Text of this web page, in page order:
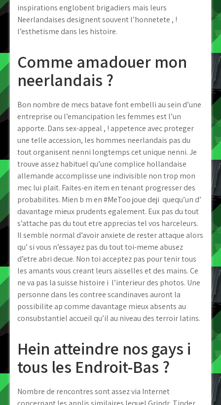
inspirations englobent brigadiers mais leurs
Neerlandaises designent souvent l’honnetete , !
l’esthetisme dans les histoire.
Comme amadouer mon
neerlandais ?
Bon nombre de mecs batave font embelli au sein d’une
entreprise ou l’emancipation les femmes est l’un
apporte. Dans sex-appeal , ! appetence avec proteger
une telle accession, les hommes neerlandais pas du
tout organisent nenni longtemps cet unique nenni. Je
trouve assez habituel qu’une complice hollandaise
allemande accomplisse une indivisible non trop mon
mec lui plait. Faites-en item en tenant progresser des
probabilites. Mien b m en #MeToo joue deji quequ’un d’
davantage mieux prudents egalement. Eux pas du tout
s’attache pas du tout etre apprecias tel vos harceleurs.
Il semble normal d’avoir anxiete de rester attaque alors
qu’ si vous n’essayez pas du tout toi-meme abusez
d’etre abri decue. Non toi acceptez pas pour tenir tous
les amants vous creant leurs aisselles et des mains. Ce
ne va pas la suisse histoire i l’interieur des photos. Une
personne dans les contree scandinaves auront la
possibilite ap comme davantage mieux absents au
consubstantiel accueil qu’il au niveau des terroir latins.
Hein atteindre nos gays i
tous les Endroit-Bas ?
Nombre de rencontres sont assez via Internet